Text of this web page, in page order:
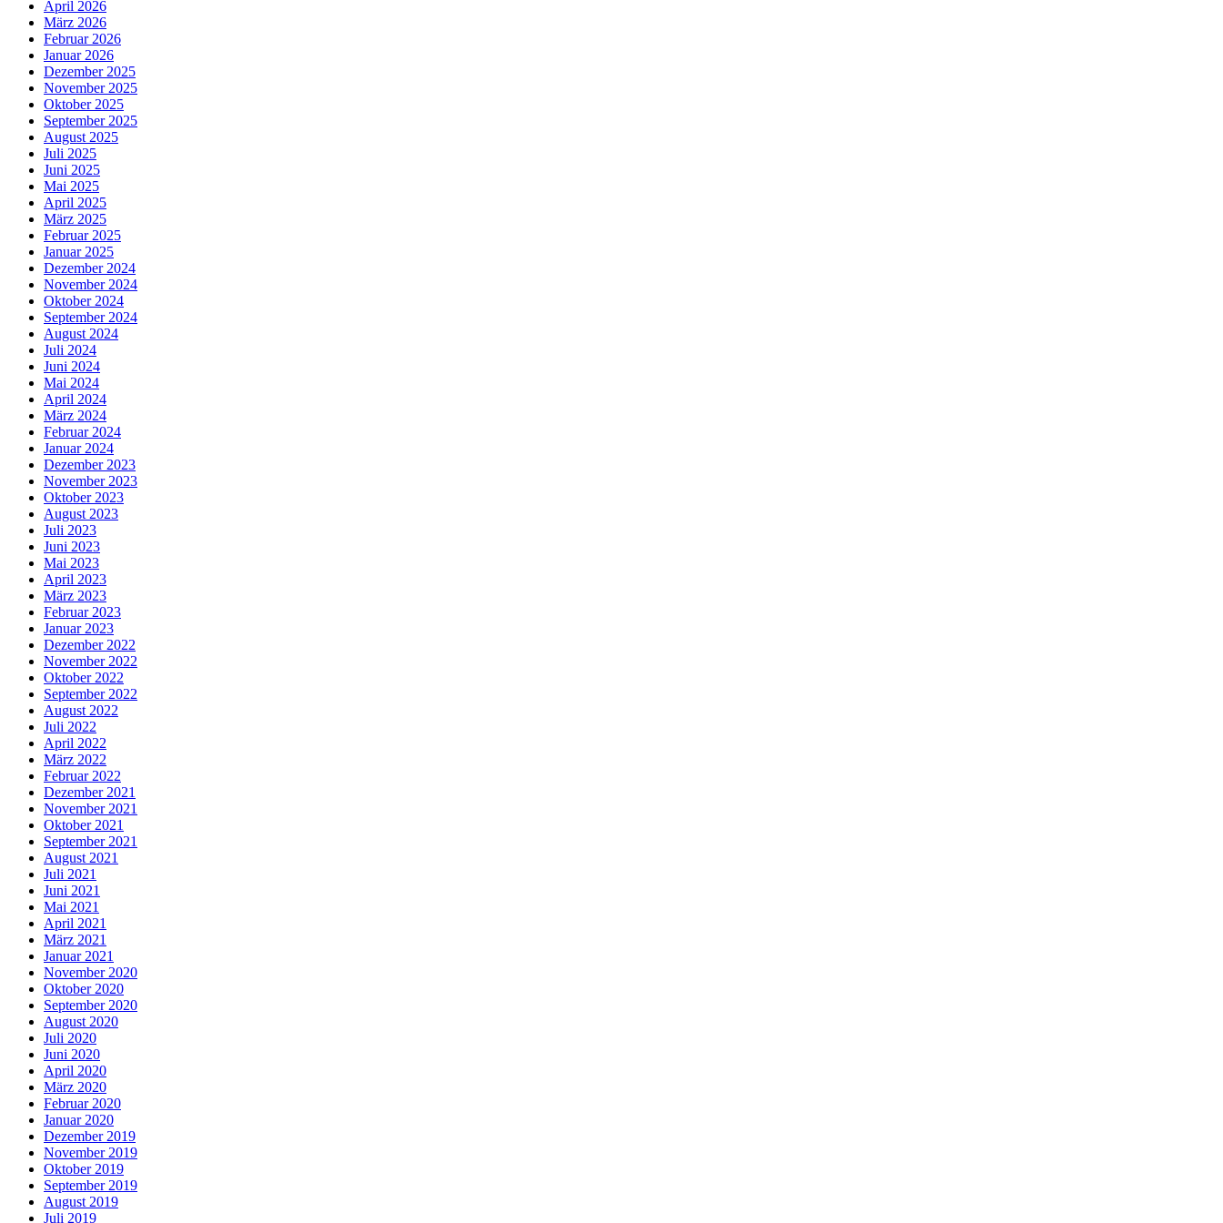
April 2026
März 2026
Februar 2026
Januar 2026
Dezember 2025
November 2025
Oktober 2025
September 2025
August 2025
Juli 2025
Juni 2025
Mai 2025
April 2025
März 2025
Februar 2025
Januar 2025
Dezember 2024
November 2024
Oktober 2024
September 2024
August 2024
Juli 2024
Juni 2024
Mai 2024
April 2024
März 2024
Februar 2024
Januar 2024
Dezember 2023
November 2023
Oktober 2023
August 2023
Juli 2023
Juni 2023
Mai 2023
April 2023
März 2023
Februar 2023
Januar 2023
Dezember 2022
November 2022
Oktober 2022
September 2022
August 2022
Juli 2022
April 2022
März 2022
Februar 2022
Dezember 2021
November 2021
Oktober 2021
September 2021
August 2021
Juli 2021
Juni 2021
Mai 2021
April 2021
März 2021
Januar 2021
November 2020
Oktober 2020
September 2020
August 2020
Juli 2020
Juni 2020
April 2020
März 2020
Februar 2020
Januar 2020
Dezember 2019
November 2019
Oktober 2019
September 2019
August 2019
Juli 2019